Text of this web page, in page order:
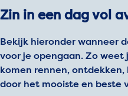
Zin in een dag vol
Bekijk hieronder wanneer
voor je opengaan. Zo weet
komen rennen,
door het mooiste en beste